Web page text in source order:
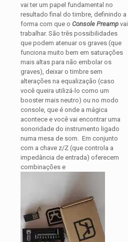
vai ter um papel fundamental no
resultado final do timbre, definindo a
forma com que o Console Preamp vai
trabalhar. São três possibilidades
que podem atenuar os graves (que
funciona muito bem em saturações
mais altas para não embolar os
graves), deixar o timbre sem
alterações na equalização (caso
você queira utilizá-lo como um
booster mais neutro) ou no modo
console, que é onde a mágica
acontece e você vai encontrar uma
sonoridade do instrumento ligado
numa mesa de som. Em conjunto
com a chave z/Z (que controla a
impedância de entrada) oferecem
combinações e